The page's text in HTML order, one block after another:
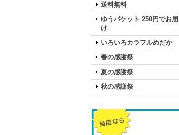
送料無料
ゆうパケット 250円でお届
け
いろいろカラフルめだか
春の感謝祭
夏の感謝祭
秋の感謝祭